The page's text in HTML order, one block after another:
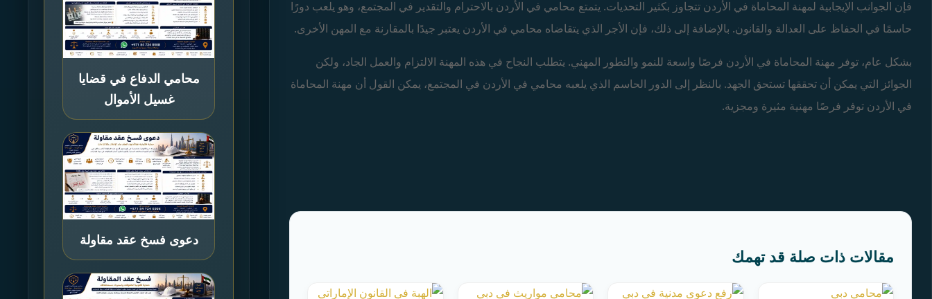
فإن الجوانب الإيجابية لمهنة المحاماة في الأردن تتجاوز بكثير التحديات. يتمتع محامي في الأردن بالاحترام والتقدير في المجتمع، وهو يلعب دورًا
حاسمًا في الحفاظ على العدالة والقانون. بالإضافة إلى ذلك، فإن الأجر الذي يتقاضاه محامي في الأردن يعتبر جيدًا بالمقارنة مع المهن الأخرى.
بشكل عام، توفر مهنة المحاماة في الأردن فرصًا واسعة للنمو والتطور المهني. يتطلب النجاح في هذه المهنة الالتزام والعمل الجاد، ولكن
الجوائز التي يمكن أن تحققها تستحق الجهد. بالنظر إلى الدور الحاسم الذي يلعبه محامي في الأردن في المجتمع، يمكن القول أن مهنة المحاماة
في الأردن توفر فرصًا مهنية مثيرة ومجزية.
مقالات ذات صلة قد تهمك
محامي الدفاع في قضايا
غسيل الأموال
دعوى فسخ عقد مقاولة